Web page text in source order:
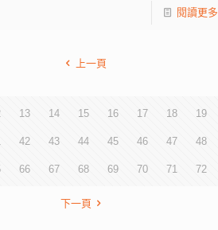
閱讀更多
上一頁
13 14 15 16 17 18 19
42 43 44 45 46 47 48
66 67 68 69 70 71 72
下一頁